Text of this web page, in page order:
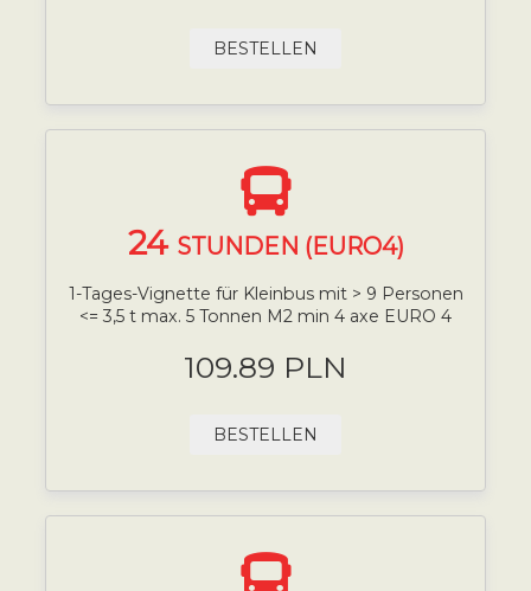
BESTELLEN
24 STUNDEN (EURO4)
1-Tages-Vignette für Kleinbus mit > 9 Personen
<= 3,5 t max. 5 Tonnen M2 min 4 axe EURO 4
109.89 PLN
BESTELLEN